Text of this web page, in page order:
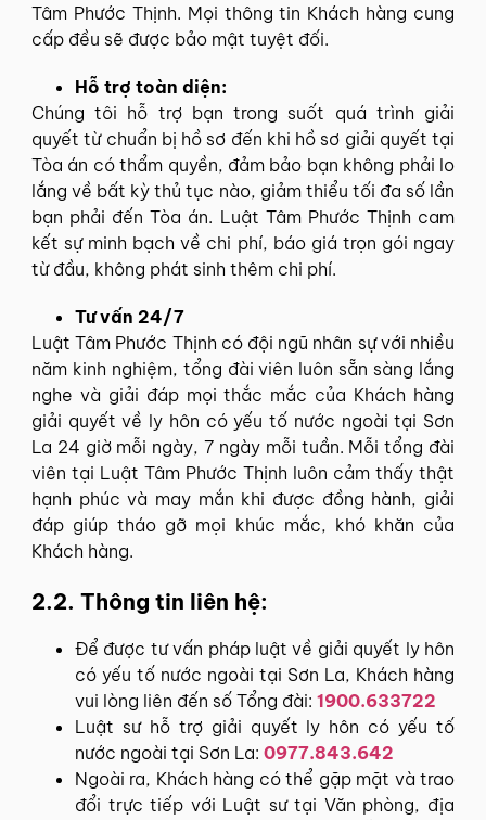
Tâm Phước Thịnh. Mọi thông tin Khách hàng cung
cấp đều sẽ được bảo mật tuyệt đối.
Hỗ trợ toàn diện:
Chúng tôi hỗ trợ bạn trong suốt quá trình giải
quyết từ chuẩn bị hồ sơ đến khi hồ sơ giải quyết tại
Tòa án có thẩm quyền, đảm bảo bạn không phải lo
lắng về bất kỳ thủ tục nào, giảm thiểu tối đa số lần
bạn phải đến Tòa án. Luật Tâm Phước Thịnh cam
kết sự minh bạch về chi phí, báo giá trọn gói ngay
từ đầu, không phát sinh thêm chi phí.
Tư vấn 24/7
Luật Tâm Phước Thịnh có đội ngũ nhân sự với nhiều
năm kinh nghiệm, tổng đài viên luôn sẵn sàng lắng
nghe và giải đáp mọi thắc mắc của Khách hàng
giải quyết về ly hôn có yếu tố nước ngoài tại Sơn
La 24 giờ mỗi ngày, 7 ngày mỗi tuần. Mỗi tổng đài
viên tại Luật Tâm Phước Thịnh luôn cảm thấy thật
hạnh phúc và may mắn khi được đồng hành, giải
đáp giúp tháo gỡ mọi khúc mắc, khó khăn của
Khách hàng.
2.2. Thông tin liên hệ:
Để được tư vấn pháp luật về giải quyết ly hôn
có yếu tố nước ngoài tại Sơn La, Khách hàng
vui lòng liên đến số Tổng đài: 1900.633722
Luật sư hỗ trợ giải quyết ly hôn có yếu tố
nước ngoài tại Sơn La: 0977.843.642
Ngoài ra, Khách hàng có thể gặp mặt và trao
đổi trực tiếp với Luật sư tại Văn phòng, địa